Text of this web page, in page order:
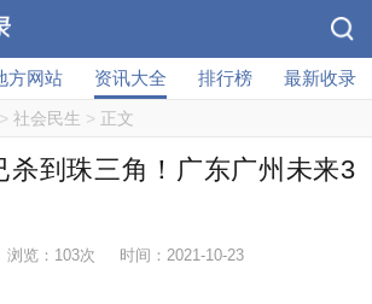
方网站 资讯大全 排行榜 最新收录
> 社会民生 > 正文
杀到珠三角！广东广州未来3
浏览：103次 时间：2021-10-23